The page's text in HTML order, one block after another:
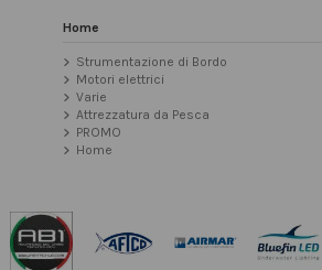
Home
Strumentazione di Bordo
Motori elettrici
Varie
Attrezzatura da Pesca
PROMO
Home